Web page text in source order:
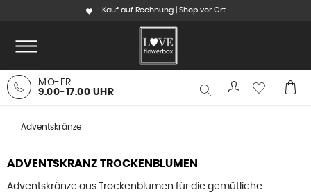
Kauf auf Rechnung | Shop vor Ort
MO-FR
9.00-17.00 UHR
Adventskränze
ADVENTSKRANZ TROCKENBLUMEN
Adventskränze aus Trockenblumen für die gemütliche